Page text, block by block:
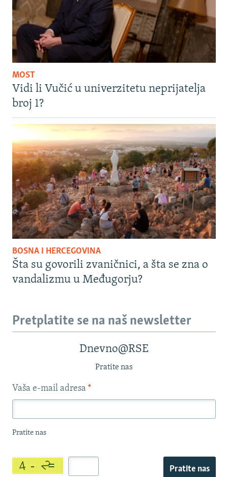
MOST
Vidi li Vučić u univerzitetu neprijatelja
broj 1?
BOSNA I HERCEGOVINA
Šta su govorili zvaničnici, a šta se zna o
vandalizmu u Međugorju?
Pretplatite se na naš newsletter
Dnevno@RSE
Pratite nas
Vaša e-mail adresa *
Pratite nas
Pratite nas